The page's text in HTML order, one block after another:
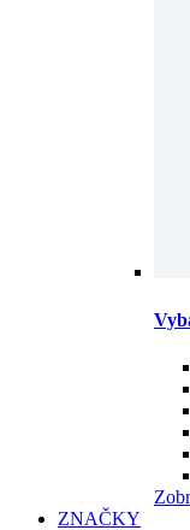
ZNAČKY